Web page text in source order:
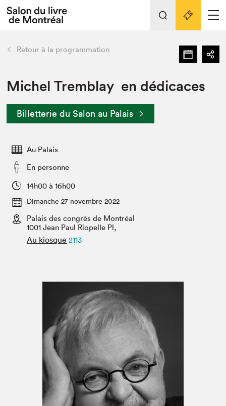
Espace exposant⋅e⋅s
Espace enseignant·e·s
Espace médias
L'événement
Préparer sa visite au Salon
Actualités
SLM PRO
retour Nos activités
Préparer sa visite
Salon dans la ville et en ligne
Projets partenaires
Liens pratiques
Retour à la programmation
Michel Tremblay en dédicaces
Billetterie du Salon au Palais
Au Palais
En personne
14h00 à 16h00
Dimanche 27 novembre 2022
Palais des congrès de Montréal
1001 Jean Paul Riopelle Pl,
Au kiosque 2113